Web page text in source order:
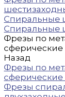
Спиральные
Спиральные
Фрезы по
сферические
Назад
Фрезы по
сферические
Фрезы